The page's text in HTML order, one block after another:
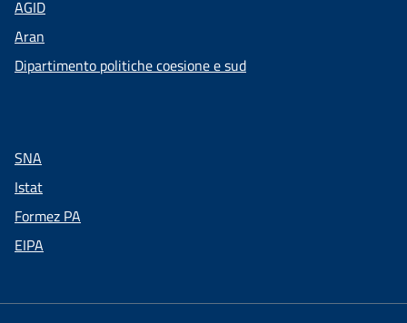
AGID
Aran
Dipartimento politiche coesione e sud
SNA
Istat
Formez PA
EIPA